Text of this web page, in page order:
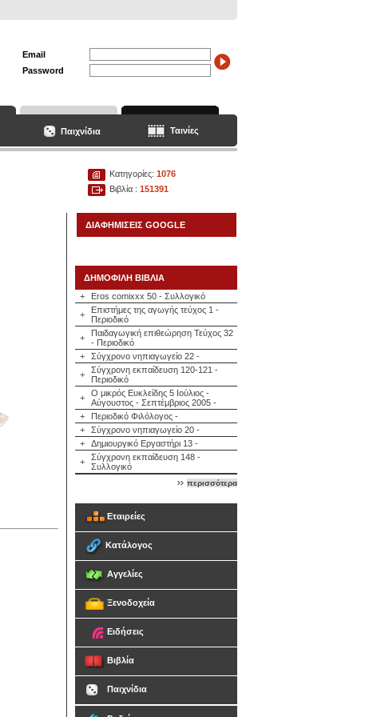
Email
Password
Παιχνίδια Ταινίες
Κατηγορίες: 1076
Βιβλία : 151391
ΔΙΑΦΗΜΙΣΕΙΣ GOOGLE
ΔΗΜΟΦΙΛΗ ΒΙΒΛΙΑ
+
Eros comixxx 50 - Συλλογικό
+
Επιστήμες της αγωγής τεύχος 1 -
Περιοδικό
+
Παιδαγωγική επιθεώρηση Τεύχος 32
- Περιοδικό
+
Σύγχρονο νηπιαγωγείο 22 -
+
Σύγχρονη εκπαίδευση 120-121 -
Περιοδικό
+
Ο μικρός Ευκλείδης 5 Ιούλιος -
Αύγουστος - Σεπτέμβριος 2005 -
+
Περιοδικό Φιλόλογος -
+
Σύγχρονο νηπιαγωγείο 20 -
+
Δημιουργικό Εργαστήρι 13 -
+
Σύγχρονη εκπαίδευση 148 -
Συλλογικό
περισσότερα
Εταιρείες
Κατάλογος
Αγγελίες
Ξενοδοχεία
Ειδήσεις
Βιβλία
Παιχνίδια